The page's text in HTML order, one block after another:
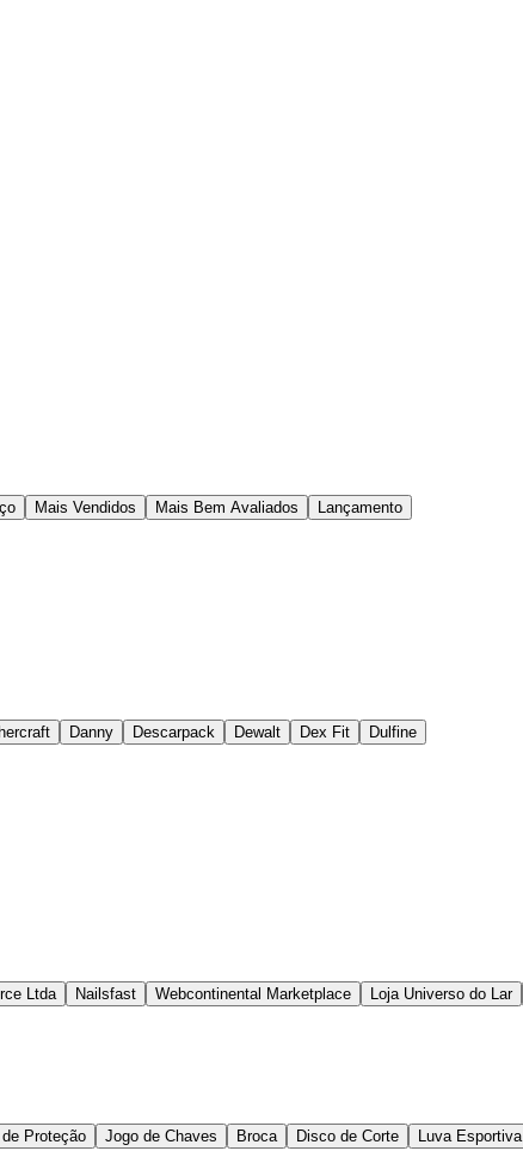
Mais Vendidos Mais Bem Avaliados Lançamento
Danny Descarpack Dewalt Dex Fit Dulfine
Ltda Nailsfast Webcontinental Marketplace Loja Universo do Lar
de Proteção Jogo de Chaves Broca Disco de Corte Luva Esportiva